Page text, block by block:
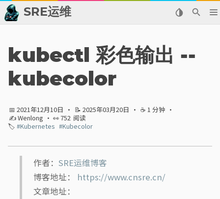
SRE运维
👬 友情链接
📈 热点新闻
💬 留言板
kubectl 彩色输出 --
kubecolor
📅 2021年12月10日 · 📝 2025年03月20日 · ☕ 1 分钟 ·
✍ Wenlong · 👀 752 阅读
🏷️ #Kubernetes #Kubecolor
作者： SRE运维博客
博客地址： https://www.cnsre.cn/
文章地址：